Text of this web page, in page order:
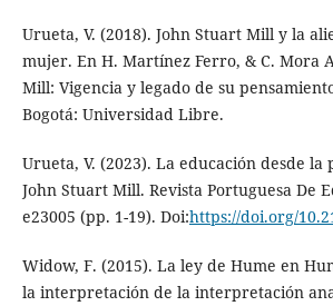
Urueta, V. (2018). John Stuart Mill y la
mujer. En H. Martínez Ferro, & C. Mora
Mill: Vigencia y legado de su
Bogotá: Universidad Libre.
Urueta, V. (2023). La educación desde la
John Stuart Mill. Revista Portuguesa De
e23005 (pp. 1-19). Doi:https://doi.org/
Widow, F. (2015). La ley de Hume en
la interpretación de la interpretación